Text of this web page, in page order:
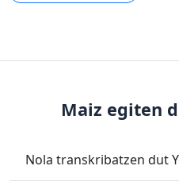
Maiz egiten
Nola transkribatzen dut